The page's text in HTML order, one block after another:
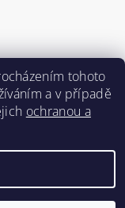
tohoto
a v případě
ochranou a